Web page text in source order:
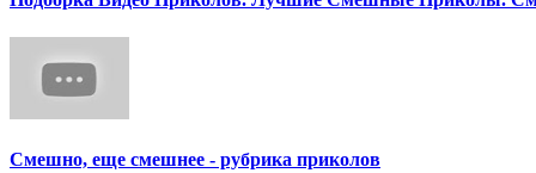
Смешно, еще смешнее - рубрика приколов